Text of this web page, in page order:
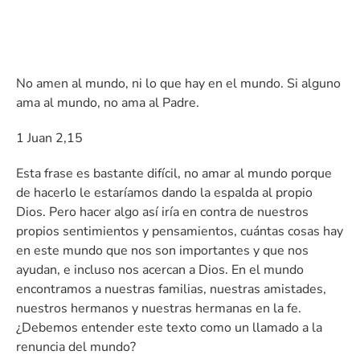
No amen al mundo, ni lo que hay en el mundo. Si alguno
ama al mundo, no ama al Padre.
1 Juan 2,15
Esta frase es bastante difícil, no amar al mundo porque
de hacerlo le estaríamos dando la espalda al propio
Dios. Pero hacer algo así iría en contra de nuestros
propios sentimientos y pensamientos, cuántas cosas hay
en este mundo que nos son importantes y que nos
ayudan, e incluso nos acercan a Dios. En el mundo
encontramos a nuestras familias, nuestras amistades,
nuestros hermanos y nuestras hermanas en la fe.
¿Debemos entender este texto como un llamado a la
renuncia del mundo?